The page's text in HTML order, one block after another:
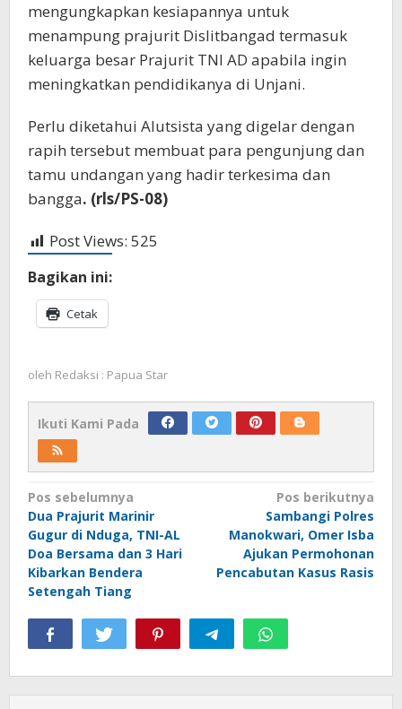
mengungkapkan kesiapannya untuk
menampung prajurit Dislitbangad termasuk
keluarga besar Prajurit TNI AD apabila ingin
meningkatkan pendidikanya di Unjani.
Perlu diketahui Alutsista yang digelar dengan
rapih tersebut membuat para pengunjung dan
tamu undangan yang hadir terkesima dan
bangga. (rls/PS-08)
Post Views: 525
Bagikan ini:
Cetak
oleh Redaksi : Papua Star
Ikuti Kami Pada
Navigasi
pos
Pos sebelumnya
Dua Prajurit Marinir
Gugur di Nduga, TNI-AL
Doa Bersama dan 3 Hari
Kibarkan Bendera
Setengah Tiang
Pos berikutnya
Sambangi Polres
Manokwari, Omer Isba
Ajukan Permohonan
Pencabutan Kasus Rasis